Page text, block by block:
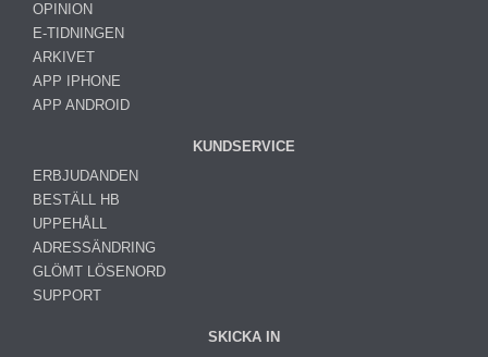
OPINION
E-TIDNINGEN
ARKIVET
APP IPHONE
APP ANDROID
KUNDSERVICE
ERBJUDANDEN
BESTÄLL HB
UPPEHÅLL
ADRESSÄNDRING
GLÖMT LÖSENORD
SUPPORT
SKICKA IN